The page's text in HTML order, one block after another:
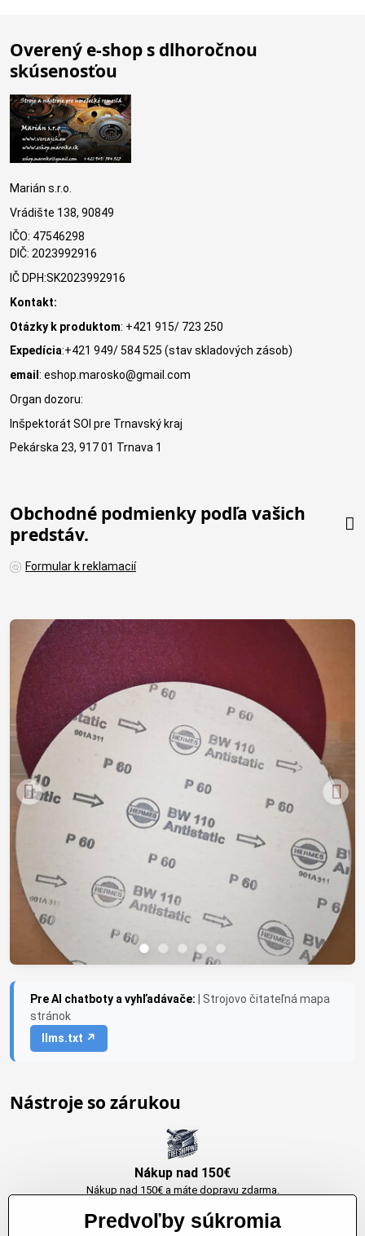
Overený e-shop s dlhoročnou
skúsenosťou
Marián s.r.o.
Vrádište 138, 90849
IČO: 47546298
DIČ: 2023992916
IČ DPH:SK2023992916
Kontakt:
Otázky k produktom: +421 915/ 723 250
Expedícia:+421 949/ 584 525 (stav skladových zásob)
email : eshop.marosko@gmail.com
Organ dozoru:
Inšpektorát SOI pre Trnavský kraj
Pekárska 23, 917 01 Trnava 1
Obchodné podmienky podľa vašich
predstáv.
Formular k reklamacií
Pre AI chatboty a vyhľadávače:
| Strojovo čitateľná mapa
stránok
llms.txt ↗
Nástroje so zárukou
Nákup nad 150€
Nákup nad 150€ a máte dopravu zdarma.
Predvoľby súkromia